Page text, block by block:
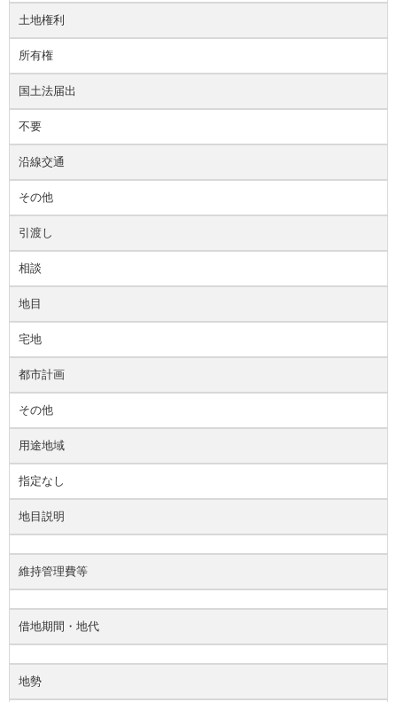
土地権利
所有権
国土法届出
不要
沿線交通
その他
引渡し
相談
地目
宅地
都市計画
その他
用途地域
指定なし
地目説明
維持管理費等
借地期間・地代
地勢